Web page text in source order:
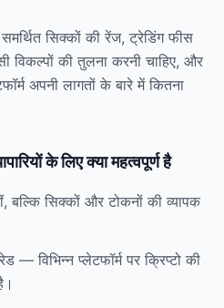
समर्थित सिक्कों की रेंज, ट्रेडिंग फीस
की तुलना करनी चाहिए, और
अपनी लागतों के बारे में कितना
के लिए क्या महत्वपूर्ण है
बल्कि सिक्कों और टोकनों की व्यापक
— विभिन्न प्लेटफॉर्म पर क्रिप्टो की